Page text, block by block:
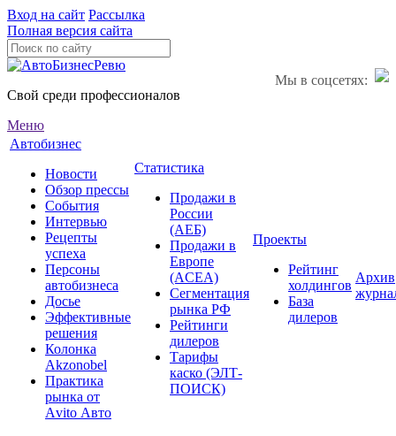
Вход на сайт Рассылка
Полная версия сайта
Мы в соцсетях:
Свой среди профессионалов
Меню
Автобизнес
Новости
Обзор прессы
События
Интервью
Рецепты
успеха
Персоны
автобизнеса
Досье
Эффективные
решения
Колонка
Akzonobel
Практика
рынка от
Аvito Авто
Статистика
Продажи в
России
(АЕБ)
Продажи в
Европе
(ACEA)
Сегментация
рынка РФ
Рейтинги
дилеров
Тарифы
каско (ЭЛТ-
ПОИСК)
Проекты
Рейтинг
холдингов
База
дилеров
Архив